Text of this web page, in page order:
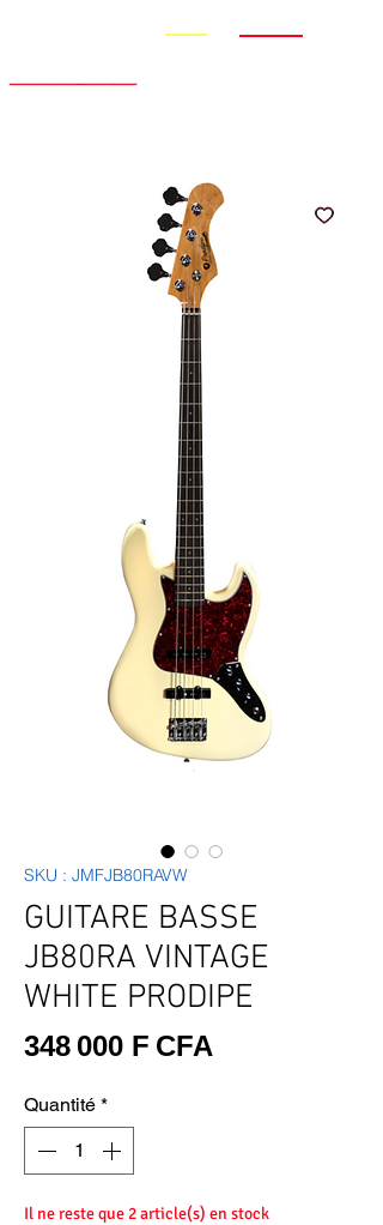
SKU : JMFJB80RAVW
GUITARE BASSE
JB80RA VINTAGE
WHITE PRODIPE
348 000 F CFA
Quantité *
Il ne reste que 2 article(s) en stock